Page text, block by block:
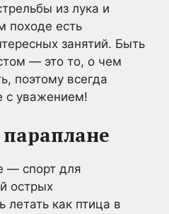
из лука и
походе есть
занятий. Быть
— это то, о чем
поэтому всегда
с уважением!
— спорт для
острых
как птица в